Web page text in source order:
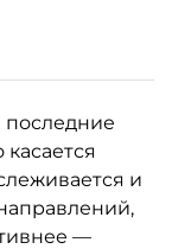
последние
и
—